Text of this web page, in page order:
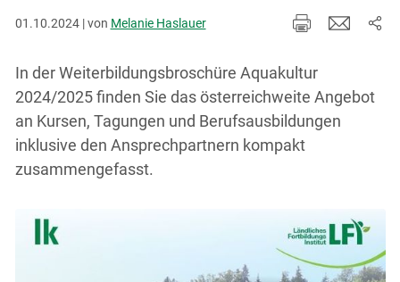
01.10.2024 | von Melanie Haslauer
In der Weiterbildungsbroschüre Aquakultur
2024/2025 finden Sie das österreichweite Angebot
an Kursen, Tagungen und Berufsausbildungen
inklusive den Ansprechpartnern kompakt
zusammengefasst.